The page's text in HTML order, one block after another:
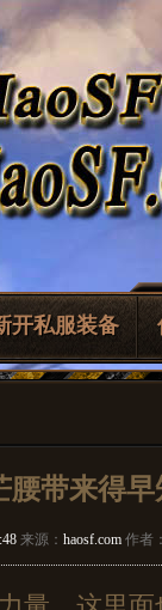
开私服装备
腰带来得早
来源： haosf.com 作者